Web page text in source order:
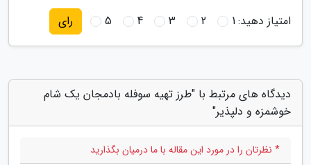
امتیاز دهید:1
2
3
4
5 رای
دیدگاه های مرتبط با "طرز تهیه سوفله بادمجان یک شام
خوشمزه و دلپذیر"
* نظرتان را در مورد این مقاله با ما درمیان بگذارید